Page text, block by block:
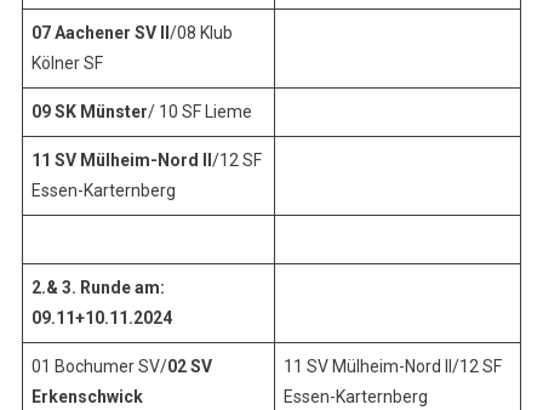
07 Aachener SV II /08 Klub
Kölner SF
09 SK Münster/ 10 SF Lieme
11 SV Mülheim-Nord II /12 SF
Essen-Karternberg
2.& 3. Runde am:
09.11+10.11.2024
01 Bochumer SV/02 SV
Erkenschwick
11 SV Mülheim-Nord II/12 SF
Essen-Karternberg